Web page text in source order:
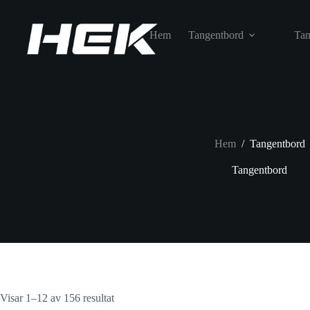
Hem Tangentbord
Hem / Tangentbord
Tangentbord
Visar 1–12 av 156 resultat